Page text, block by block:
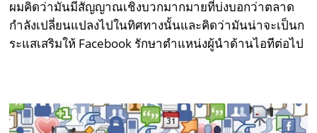
ผมคิดว่ามันมีสัญญาณเชิงบวกมากมายที่บ่งบอกว่าตลาด
กำลังเปลี่ยนแปลงไปในทิศทางนั้นและคิดว่ามันน่าจะเป็นก
ระแสเสริมให้ Facebook รักษาตำแหน่งผู้นำด้านไอทีต่อไป